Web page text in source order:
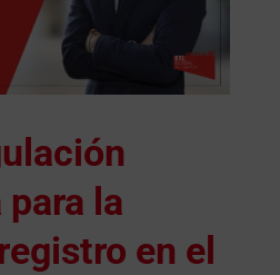
la
en el